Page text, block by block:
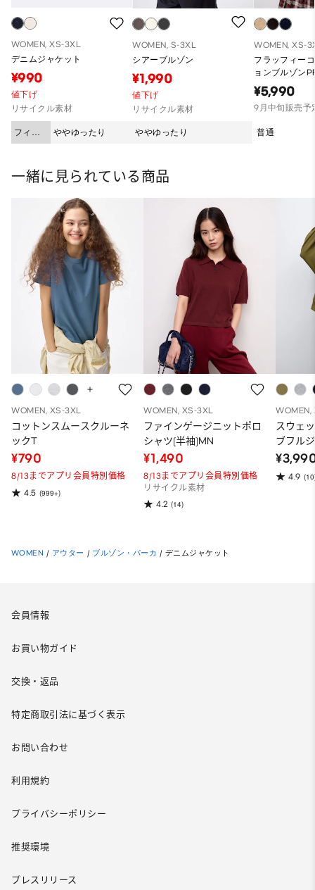
WOMEN, XS-3XL
デニムジャケット
¥990
値下げ
リサイクル素材
フィッ
ト
ややゆったり
WOMEN, S-3XL
シアーブルゾン
¥1,990
値下げ
リサイクル素材
ややゆったり
WOMEN, XS-
フラッフィー
ョンブルゾン
¥5,990
9月中旬販売予
普通
一緒に見られている商品
WOMEN, XS-3XL
コットンスムースクルーネ
ックT
¥790
8/13までアプリ会員特別価格
4.5 (999+)
WOMEN, XS-3XL
ファインゲージニットポロ
シャツ(半袖)MN
¥1,490
8/13までアプリ会員特別価格
リサイクル素材
4.2 (14)
WOMEN,
スウェ
ブフル
ーパー
ット）
4.9
WOMEN / アウター / ブルゾン・パーカ / デニムジャケット
会員情報
お買い物ガイド
交換・返品
特定商取引法に基づく表示
お問い合わせ
利用規約
プライバシーポリシー
推奨環境
プレスリリース